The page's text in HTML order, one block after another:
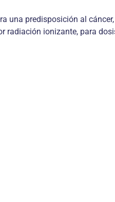
una predisposición al
radiación ionizante, para